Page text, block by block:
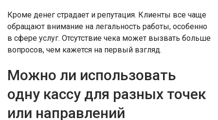
Кроме денег страдает и репутация. Клиенты все чаще
обращают внимание на легальность работы, особенно
в сфере услуг. Отсутствие чека может вызвать больше
вопросов, чем кажется на первый взгляд.
Можно ли использовать
одну кассу для разных точек
или направлений